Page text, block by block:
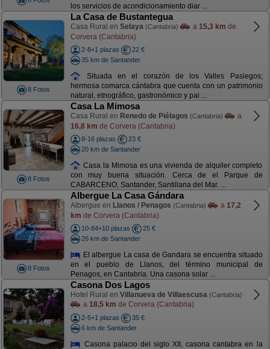
los servicios de acondicionamiento diar ...
8 Fotos
La Casa de Bustantegua
Casa Rural en Selaya (Cantabria) a 15,3 km de
Corvera (Cantabria)
2-8+1 plazas
22 €
35 km de Santander
Situada en el corazón de los Valles Pasiegos;
hermosa comarca cántabra que cuenta con un patrimonio
natural, etnográfico, gastronómico y pai ...
8 Fotos
Casa La Mimosa
Casa Rural en Renedo de Piélagos (Cantabria)
a
16,8 km de Corvera (Cantabria)
8-16 plazas
23 €
20 km de Santander
Casa la Mimosa es una vivienda de alquiler completo
con muy buena situación. Cerca de el Parque de
CABARCENO, Santander, Santillana del Mar. ...
8 Fotos
Albergue La Casa Gándara
Albergue en Llanos / Penagos (Cantabria) a 17,2
km de Corvera (Cantabria)
10-84+10 plazas
25 €
26 km de Santander
El albergue La casa de Gandara se encuentra situado
en el pueblo de Llanos, del término municipal de
Penagos, en Cantabria. Una casona solar ...
Casona Dos Lagos
Hotel Rural en Villanueva de Villaescusa (Cantabria)
a 18,5 km de Corvera (Cantabria)
2-5+1 plazas
35 €
6 km de Santander
Casona palacio del siglo XII, casona cantabra en la